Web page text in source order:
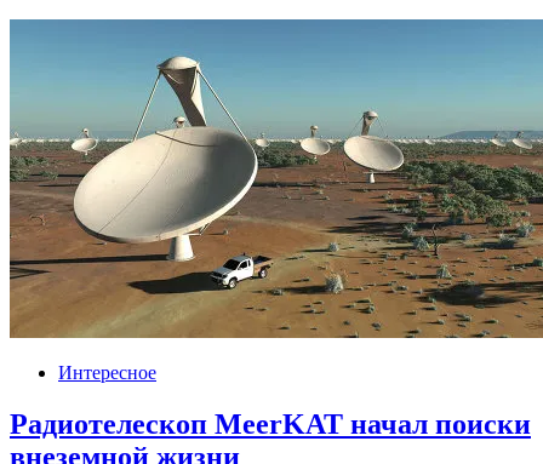
Интересное
Радиотелескоп MeerKAT начал поиски
внеземной жизни